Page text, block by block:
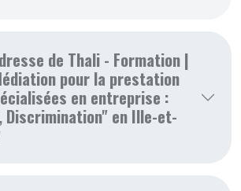
de Thali - Formation |
pour la prestation
en entreprise :
Discrimination" en Ille-et-